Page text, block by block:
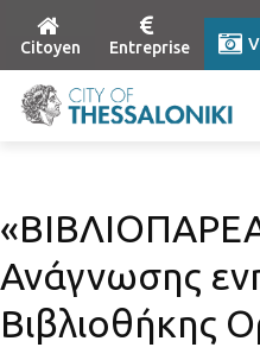
Citoyen Entreprise
Ανάγνωσης
Βιβλιοθήκης